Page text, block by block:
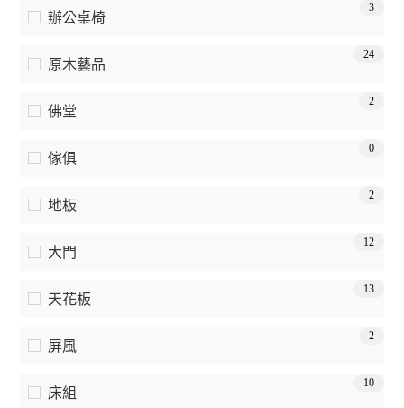
辦公桌椅
3
原木藝品
24
佛堂
2
傢俱
0
地板
2
大門
12
天花板
13
屏風
2
床組
10